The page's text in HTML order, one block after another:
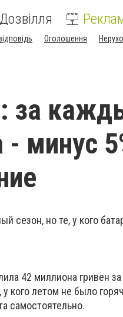
Дозвілля
Оголошення
за
- минус
сезон, но те, у кого
42 миллиона гривен
кого летом не было
самостоятельно.